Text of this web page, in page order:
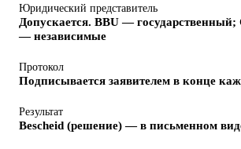
Юридический представитель
Допускается. BBU —
— независимые
Протокол
Подписывается заявителем в конце
Результат
Bescheid (решение) — в письменном